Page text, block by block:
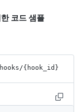
코드 샘플
/{hook_ id}